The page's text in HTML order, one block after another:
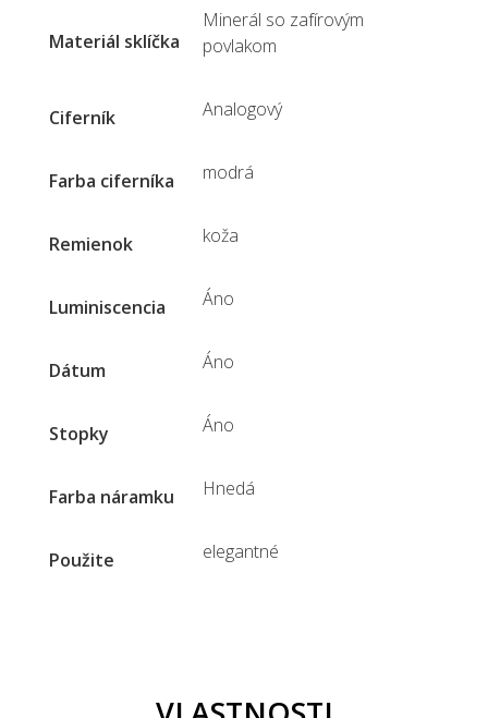
Materiál sklíčka
Minerál so zafírovým
povlakom
Ciferník Analogový
Farba ciferníka modrá
Remienok koža
Luminiscencia Áno
Dátum Áno
Stopky Áno
Farba náramku Hnedá
Použite elegantné